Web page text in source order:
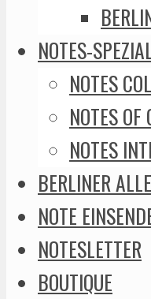
NOTES-
NOTES
NOTES
NOTES
BERLINER
NOTE
NOTESLETTER
BOUTIQUE